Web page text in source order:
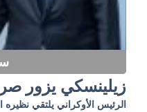
زيلينسكي يزور
الرئيس الأوكراني يلتقي